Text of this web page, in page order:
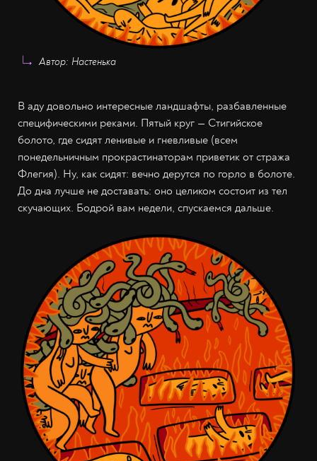
Автор: Настенька
В аду довольно интересные ландшафты, разбавленные
специфическими реками. Пятый круг — Стигийское
болото, где сидят ленивые и гневливые (всем
понедельничным прокрастинаторам приветик от стража
Флегия). Ну, как сидят: вечно дерутся по горло в болоте.
До дна лучше не доставать: оно целиком состоит из тел
скучающих. Бодрой вам недели, спускаемся дальше.